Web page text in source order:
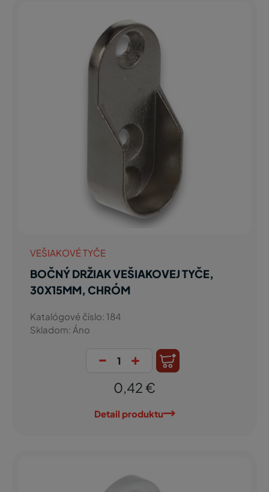
VEŠIAKOVÉ TYČE
BOČNÝ DRŽIAK VEŠIAKOVEJ TYČE,
30X15MM, CHRÓM
Katalógové číslo: 184
Skladom: Áno
- +
0,42 €
Detail produktu